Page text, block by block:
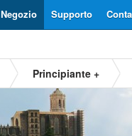
Supporto
Negozio
Principiante +